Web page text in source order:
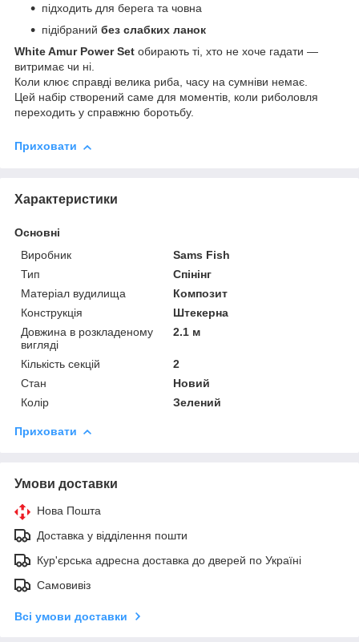
підходить для берега та човна
підібраний без слабких ланок
White Amur Power Set обирають ті, хто не хоче гадати —
витримає чи ні.
Коли клює справді велика риба, часу на сумніви немає.
Цей набір створений саме для моментів, коли риболовля
переходить у справжню боротьбу.
Приховати
Характеристики
Основні
Виробник
Sams Fish
Тип
Спінінг
Матеріал вудилища
Композит
Конструкція
Штекерна
Довжина в розкладеному
вигляді
2.1 м
Кількість секцій
2
Стан
Новий
Колір
Зелений
Приховати
Умови доставки
Нова Пошта
Доставка у відділення пошти
Кур'єрська адресна доставка до дверей по Україні
Самовивіз
Всі умови доставки